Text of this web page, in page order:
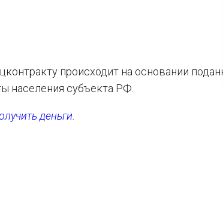
происходит на основании
населения субъекта РФ.
деньги